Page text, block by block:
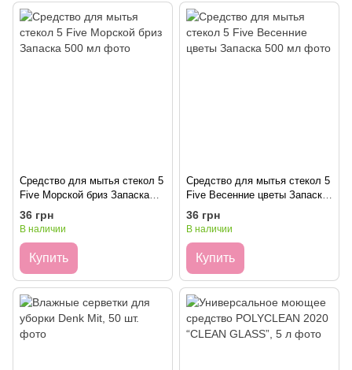
Средство для мытья стекол 5
Five Морской бриз Запаска
500 мл
36 грн
В наличии
Купить
Средство для мытья стекол 5
Five Весенние цветы Запаска
500 мл
36 грн
В наличии
Купить